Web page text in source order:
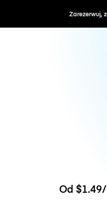
Zarezerwuj, zapłać
Od